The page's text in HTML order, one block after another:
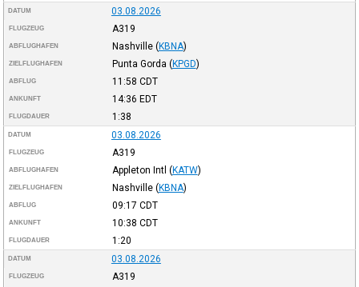
DATUM 03.08.2026
FLUGZEUG A319
ABFLUGHAFEN Nashville (KBNA)
ZIELFLUGHAFEN Punta Gorda (KPGD)
ABFLUG 11:58 CDT
ANKUNFT 14:36 EDT
FLUGDAUER 1:38
DATUM 03.08.2026
FLUGZEUG A319
ABFLUGHAFEN Appleton Intl (KATW)
ZIELFLUGHAFEN Nashville (KBNA)
ABFLUG 09:17 CDT
ANKUNFT 10:38 CDT
FLUGDAUER 1:20
DATUM 03.08.2026
FLUGZEUG A319